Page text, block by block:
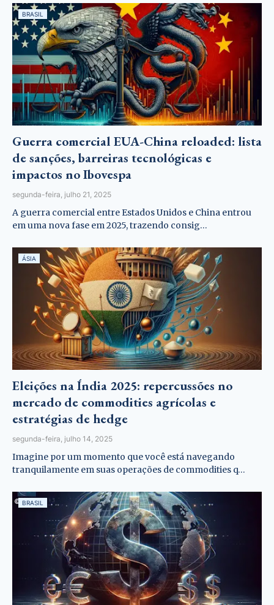
BRASIL
Guerra comercial EUA-China reloaded: lista
de sanções, barreiras tecnológicas e
impactos no Ibovespa
segunda-feira, julho 21, 2025
A guerra comercial entre Estados Unidos e China entrou
em uma nova fase em 2025, trazendo consig…
ÁSIA
Eleições na Índia 2025: repercussões no
mercado de commodities agrícolas e
estratégias de hedge
segunda-feira, julho 14, 2025
Imagine por um momento que você está navegando
tranquilamente em suas operações de commodities q…
BRASIL